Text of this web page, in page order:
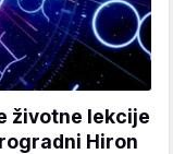
životne lekcije
Hiron